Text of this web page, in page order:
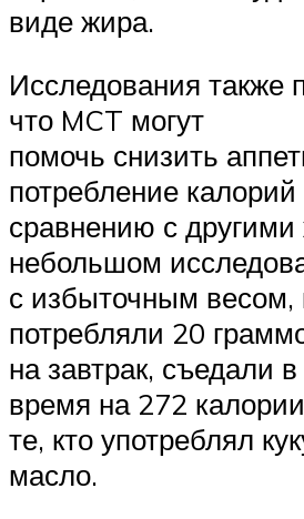
виде жира.
Исследования также
что MCT могут
помочь снизить
потребление калорий
сравнению с
небольшом
с избыточным весом,
потребляли 20
на завтрак, съедали
время на 272
те, кто употреблял
масло.